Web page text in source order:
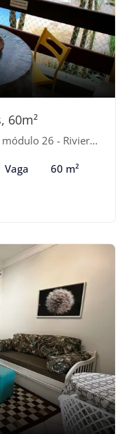
60m²
de São Lourenço, Bertioga-SP
Vaga 60 m²